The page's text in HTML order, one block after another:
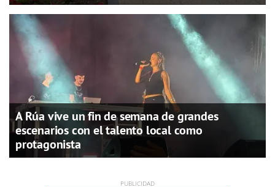
A Rúa vive un fin de semana de grandes
escenarios con el talento local como
protagonista